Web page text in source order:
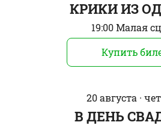
КРИКИ ИЗ
19:00 Малая
Купить
20 августа ·
В ДЕНЬ